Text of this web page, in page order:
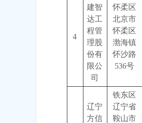
4
建智
达工
程管
理股
份有
限公
司
怀柔区
北京市
怀柔区
渤海镇
怀沙路
536号
辽宁
方信
铁东区
辽宁省
鞍山市